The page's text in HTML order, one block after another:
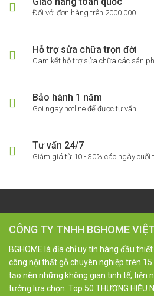
Đối với đơn hàng trên 2000.000
Hỗ trợ sửa chữa trọn đời
Cam kết hỗ trợ sửa chữa các sản
Bảo hành 1 năm
Gọi ngay hotline để được tư vấn
Tư vấn 24/7
Giảm giá từ 10 - 30% các ngày cuối
CÔNG TY TNHH BGHOME
BGHOME là địa chỉ uy tín hàng đầu
công nội thất gỗ chuyên nghiệp trên 15
tạo nên những không gian tinh tế, tiện
tưởng lựa chọn. Top 50 THƯƠNG HIỆU